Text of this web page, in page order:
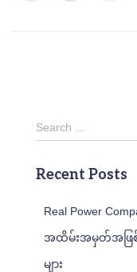
S
e
r
Search …
Recent Posts
Real Power
အထိမ်းအမှတ်အဖြ
များ